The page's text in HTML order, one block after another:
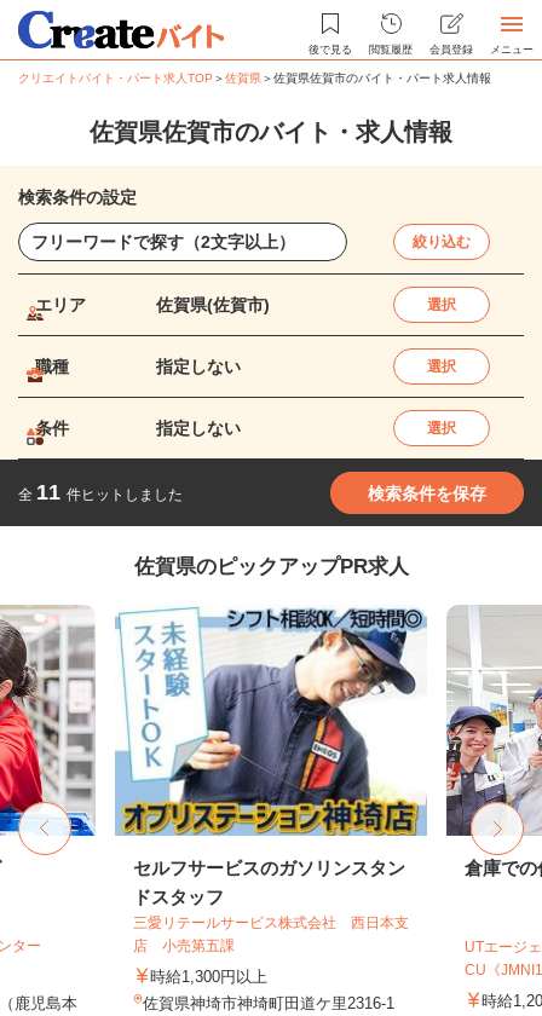
後で見る 閲覧履歴 会員登録 メニュー
クリエイトバイト・パート求人TOP ＞佐賀県＞佐賀県佐賀市のバイト・パート求人情報
佐賀県佐賀市のバイト・求人情報
検索条件の設定
絞り込む
エリア 佐賀県(佐賀市) 選択
職種 指定しない 選択
条件 指定しない 選択
全 11 件ヒットしました 検索条件を保存
佐賀県のピックアップPR求人
ター
鹿児島本
セルフサービスのガソリンスタン
ドスタッフ
三愛リテールサービス株式会社 西日本支
店 小売第五課
時給1,300円以上
佐賀県神埼市神埼町田道ケ里2316-1
倉庫での
UTエージ
CU《
時給